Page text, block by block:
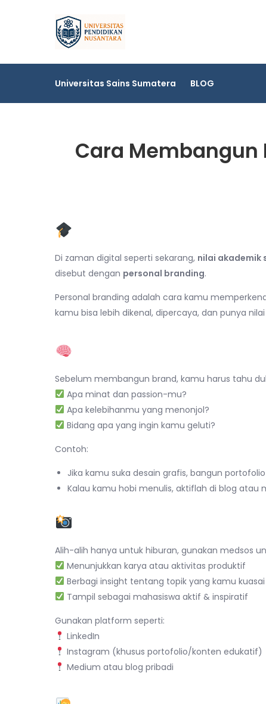
Universitas
Universitas Sains Sumatera BLOG
Cara Membangun
Di zaman digital seperti sekarang, nilai akademik
disebut dengan personal branding.
Personal branding adalah cara kamu
kamu bisa lebih dikenal, dipercaya, dan punya
Sebelum membangun brand, kamu harus tahu
Apa minat dan passion-mu?
Apa kelebihanmu yang menonjol?
Bidang apa yang ingin kamu geluti?
Contoh:
Jika kamu suka desain grafis, bangun
Kalau kamu hobi menulis, aktiflah di blog atau
Alih-alih hanya untuk hiburan, gunakan medsos
Menunjukkan karya atau aktivitas produktif
Berbagi insight tentang topik yang kamu kuasai
Tampil sebagai mahasiswa aktif & inspiratif
Gunakan platform seperti:
LinkedIn
Instagram (khusus portofolio/konten edukatif)
Medium atau blog pribadi